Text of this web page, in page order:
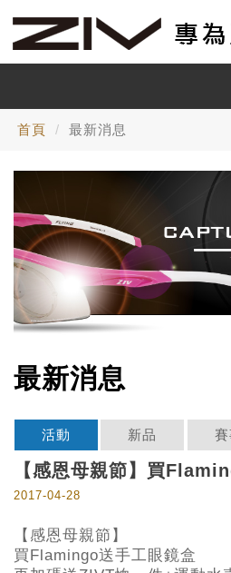
首頁 最新消息
最新消息
活動 新品
【感恩母親節】買
2017-04-28
【感恩母親節】
買Flamingo送手工眼鏡盒